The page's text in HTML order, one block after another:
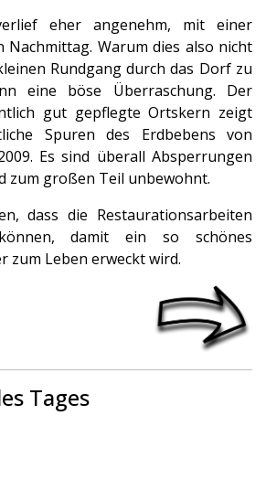
eher angenehm, mit einer
Warum dies also nicht
Rundgang durch das Dorf zu
eine böse Überraschung. Der
gut gepflegte Ortskern zeigt
Spuren des Erdbebens von
Es sind überall Absperrungen
zum großen Teil unbewohnt.
dass die Restaurationsarbeiten
damit ein so schönes
zum Leben erweckt wird.
Tages